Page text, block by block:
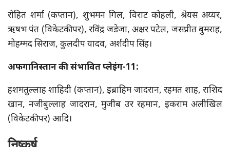
रोहित शर्मा (कप्तान), शुभमन गिल, विराट कोहली, श्रेयस अय्यर,
ऋषभ पंत (विकेटकीपर), रविंद्र जडेजा, अक्षर पटेल, जसप्रीत बुमराह,
मोहम्मद सिराज, कुलदीप यादव, अर्शदीप सिंह।
अफगानिस्तान की संभावित प्लेइंग-11:
हशमतुल्लाह शाहिदी (कप्तान), इब्राहिम जादरान, रहमत शाह, राशिद
खान, नजीबुल्लाह जादरान, मुजीब उर रहमान, इकराम अलीखिल
(विकेटकीपर) आदि।